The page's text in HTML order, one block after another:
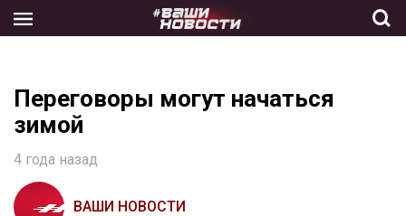
the
Переговоры могут начаться
зимой
4 года назад
ВАШИ НОВОСТИ